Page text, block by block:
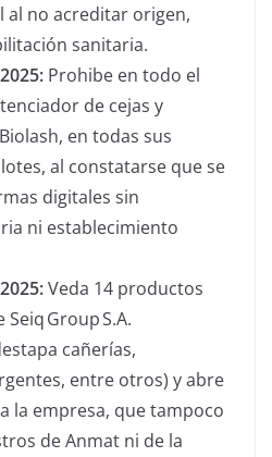
no acreditar origen,
sanitaria.
Prohibe en todo el
de cejas y
en todas sus
al constatarse que se
digitales sin
ni establecimiento
Veda 14 productos
Group S.A.
cañerías,
entre otros) y abre
la empresa, que tampoco
de Anmat ni de la